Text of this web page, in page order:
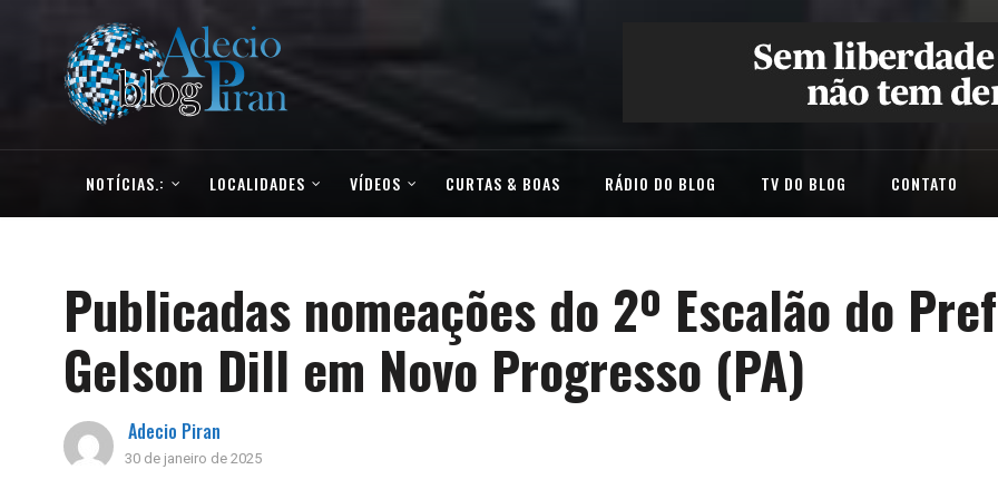
NOTÍCIAS.: LOCALIDADES VÍDEOS CURTAS & BOAS RÁDIO DO BLOG TV DO BLOG CONTATO
Publicadas nomeações do 2º Escalão do
Gelson Dill em Novo Progresso (PA)
Adecio Piran
30 de janeiro de 2025